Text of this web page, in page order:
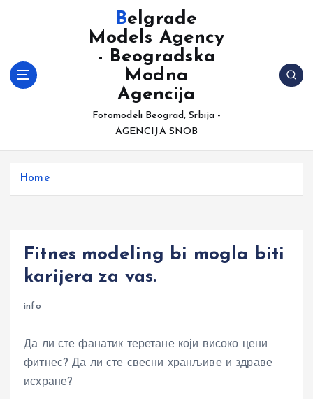
t
Belgrade
Models Agency
- Beogradska
Modna
Agencija
Fotomodeli Beograd, Srbija -
AGENCIJA SNOB
Home
Fitnes modeling bi mogla biti
karijera za vas.
info
Да ли сте фанатик теретане који високо цени
фитнес? Да ли сте свесни хранљиве и здраве
исхране?